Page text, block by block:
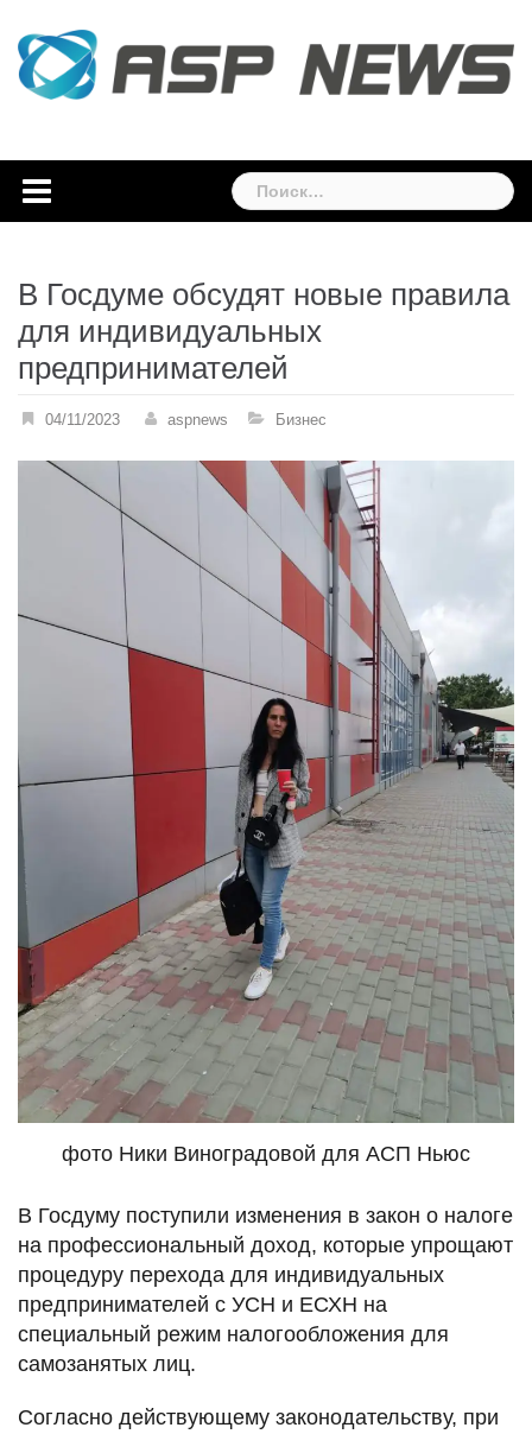
content
Найти:
В Госдуме обсудят новые правила
для индивидуальных
предпринимателей
04/11/2023 aspnews Бизнес
фото Ники Виноградовой для АСП Ньюс
В Госдуму поступили изменения в закон о налоге
на профессиональный доход, которые упрощают
процедуру перехода для индивидуальных
предпринимателей с УСН и ЕСХН на
специальный режим налогообложения для
самозанятых лиц.
Согласно действующему законодательству, при